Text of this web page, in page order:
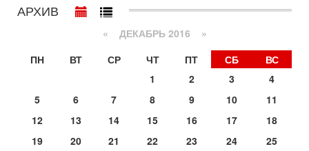
Президент США Дональд Трамп сегодня заявил об отмене
подготовленного удара по Ирану после обращений
Тегерана и других стран региона. По его словам,
1-08-2026, 17:50
«Русский голос» Израиля: кто заберет его на этот
Голоса русскоязычных репатриантов не раз кардинально
вспомнить взлет партии «Исраэль ба-алия», когда
31-07-2026, 17:00
АРХИВ
« ДЕКАБРЬ 2016 »
ПН
ВТ СР ЧТ ПТ СБ
ВС
1
2 3
4
5
6 7 8 9 10
11
12
13 14 15 16 17
18
19
20 21 22 23 24
25